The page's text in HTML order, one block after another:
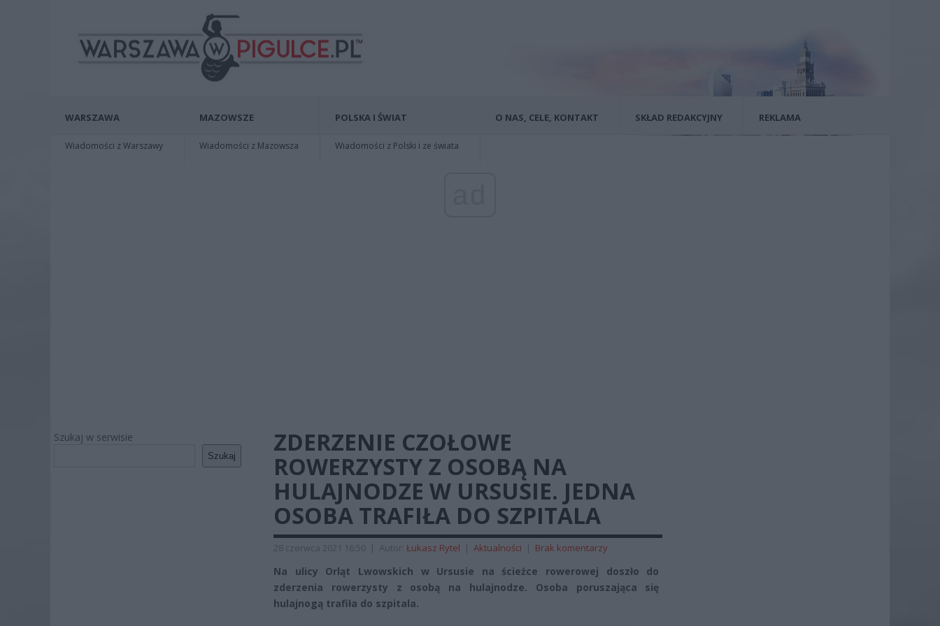
WARSZAWA
Wiadomości z Warszawy
MAZOWSZE
Wiadomości z Mazowsza
POLSKA I ŚWIAT
Wiadomości z Polski i ze świata
O NAS, CELE, KONTAKT SKŁAD REDAKCYJNY REKLAMA
Szukaj w serwisie
Szukaj
ZDERZENIE CZOŁOWE
ROWERZYSTY Z OSOBĄ NA
HULAJNODZE W URSUSIE. JEDNA
OSOBA TRAFIŁA DO SZPITALA
28 czerwca 2021 16:50 | Autor: Łukasz Rytel | Aktualności | Brak komentarzy
Na ulicy Orląt Lwowskich w Ursusie na ścieżce rowerowej doszło do
zderzenia rowerzysty z osobą na hulajnodze. Osoba poruszająca się
hulajnogą trafiła do szpitala.